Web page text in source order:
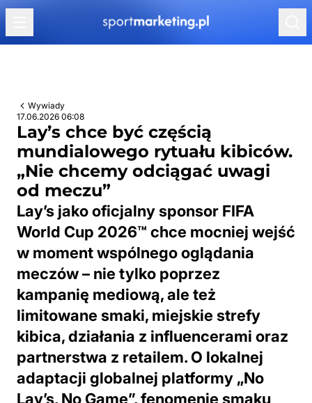
Przejdź do treści
Wywiady
17.06.2026 06:08
Lay’s chce być częścią
mundialowego rytuału kibiców.
„Nie chcemy odciągać uwagi
od meczu”
Lay’s jako oficjalny sponsor FIFA
World Cup 2026™ chce mocniej wejść
w moment wspólnego oglądania
meczów – nie tylko poprzez
kampanię mediową, ale też
limitowane smaki, miejskie strefy
kibica, działania z influencerami oraz
partnerstwa z retailem. O lokalnej
adaptacji globalnej platformy „No
Lay’s, No Game”, fenomenie smaku